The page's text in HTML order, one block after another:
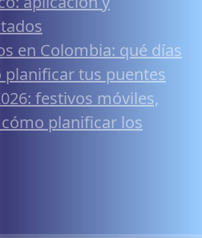
en Colombia: qué días
tus puentes
festivos móviles,
planificar los